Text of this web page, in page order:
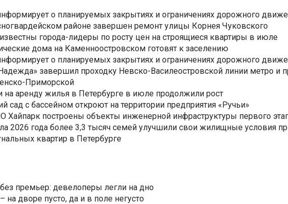
о планируемых закрытиях и ограничениях дорожного
районе завершен ремонт улицы Корнея Чуковского
города-лидеры по росту цен на строящиеся квартиры в июле
дома на Каменноостровском готовят к заселению
о планируемых закрытиях и ограничениях дорожного
завершил проходку Невско-Василеостровской линии метро и
Приморской
на аренду жилья в Петербурге в июле продолжили рост
сад с бассейном откроют на территории предприятия «Ручьи»
Хайпарк построены объекты инженерной инфраструктуры первого
2026 года более 3,3 тысяч семей улучшили свои жилищные условия
квартир в Петербурге
премьер: девелоперы легли на дно
на дворе пусто, да и в поле негусто